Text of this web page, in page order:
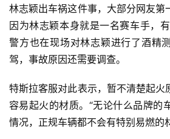
时
代
能
源
林志颖出车祸这件事，大部分网友第
因为林志颖本身就是一名赛车手，
警方也在现场对林志颖进行了酒精
驾，事故原因还需要调查。
特斯拉客服对此表示，暂不清楚起火
容易起火的材质。“无论什么品牌的
情况，正规车辆都不会有特别易燃的